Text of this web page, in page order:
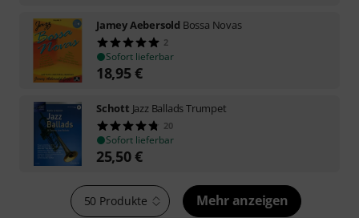
Jamey Aebersold Bossa Novas
2
Sofort lieferbar
18,95€
Schott Jazz Ballads Trumpet
20
Sofort lieferbar
25,50€
50 Produkte Mehr anzeigen